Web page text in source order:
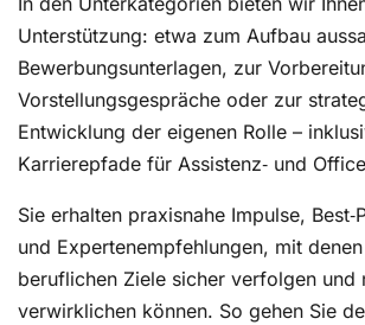
Unterstützung: etwa zum Aufbau
Bewerbungsunterlagen, zur
Vorstellungsgespräche oder zur
Entwicklung der eigenen Rolle –
Karrierepfade für Assistenz‑ und
Sie erhalten praxisnahe Impulse,
und Expertenempfehlungen, mit
beruflichen Ziele sicher verfolgen und
verwirklichen können. So gehen Sie